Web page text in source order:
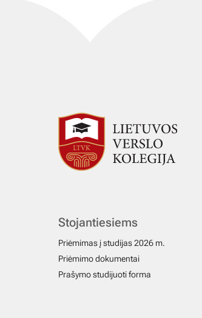
Stojantiesiems
Priėmimas į studijas 2026 m.
Priėmimo dokumentai
Prašymo studijuoti forma